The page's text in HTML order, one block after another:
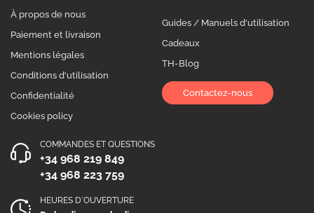
À propos de nous
Paiement et livraison
Mentions légales
Conditions d'utilisation
Confidentialité
Cookies policy
Guides / Manuels d'utilisation
Cadeaux
TH-Blog
Contactez-nous
COMMANDES ET QUESTIONS
+34 968 219 849
+34 968 223 759
HEURES D´OUVERTURE